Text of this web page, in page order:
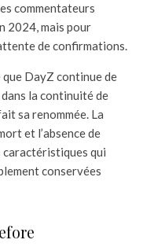
commentateurs
2024, mais pour
de confirmations.
DayZ continue de
la continuité de
sa renommée. La
et l’absence de
qui
conservées